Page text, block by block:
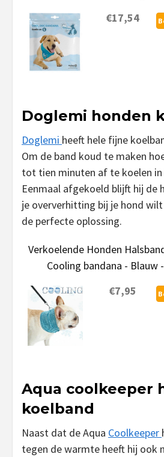
€17,54
Doglemi honden
Doglemi heeft hele fijne
Om de band koud te maken
tot tien minuten af te koelen
Eenmaal afgekoeld blijft hij de
je oververhitting bij je hond
de perfecte oplossing.
Verkoelende Honden
Cooling bandana - Blauw
€7,95
Aqua coolkeeper
koelband
Naast dat de Aqua Coolkeeper
tegen de warmte heeft hij ook